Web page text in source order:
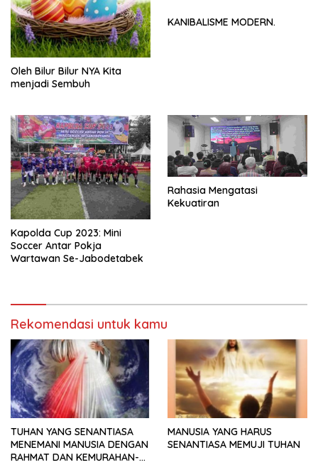
Oleh Bilur Bilur NYA Kita
menjadi Sembuh
KANIBALISME MODERN.
Kapolda Cup 2023: Mini
Soccer Antar Pokja
Wartawan Se-Jabodetabek
Rahasia Mengatasi
Kekuatiran
Rekomendasi untuk kamu
TUHAN YANG SENANTIASA
MENEMANI MANUSIA DENGAN
RAHMAT DAN KEMURAHAN-
MANUSIA YANG HARUS
SENANTIASA MEMUJI TUHAN